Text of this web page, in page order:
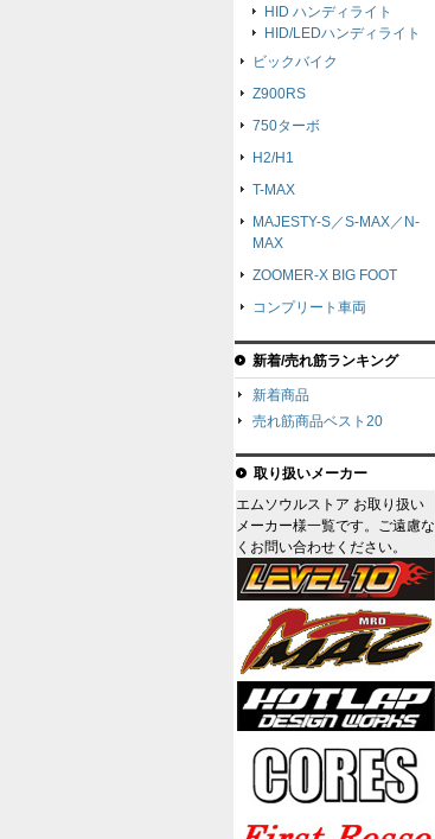
HID ハンディライト
HID/LEDハンディライト
ビックバイク
Z900RS
750ターボ
H2/H1
T-MAX
MAJESTY-S／S-MAX／N-
MAX
ZOOMER-X BIG FOOT
コンプリート車両
新着/売れ筋ランキング
新着商品
売れ筋商品ベスト20
取り扱いメーカー
エムソウルストア お取り扱い
メーカー様一覧です。ご遠慮な
くお問い合わせください。